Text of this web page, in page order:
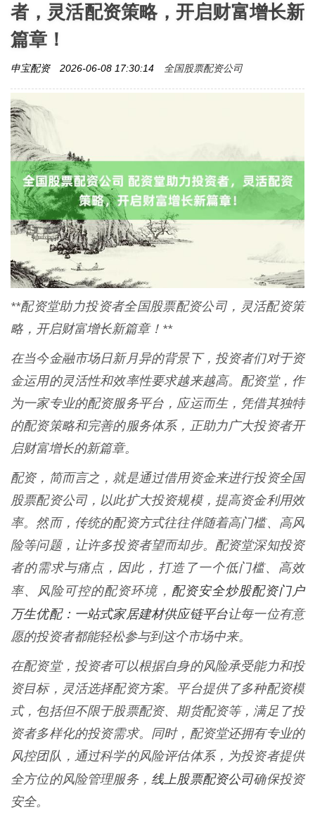
者，灵活配资策略，开启财富增长新
篇章！
申宝配资 2026-06-08 17:30:14 全国股票配资公司
**配资堂助力投资者全国股票配资公司，灵活配资策
略，开启财富增长新篇章！**
在当今金融市场日新月异的背景下，投资者们对于资
金运用的灵活性和效率性要求越来越高。配资堂，作
为一家专业的配资服务平台，应运而生，凭借其独特
的配资策略和完善的服务体系，正助力广大投资者开
启财富增长的新篇章。
配资，简而言之，就是通过借用资金来进行投资全国
股票配资公司，以此扩大投资规模，提高资金利用效
率。然而，传统的配资方式往往伴随着高门槛、高风
险等问题，让许多投资者望而却步。配资堂深知投资
者的需求与痛点，因此，打造了一个低门槛、高效
率、风险可控的配资环境， 配资安全炒股配资门户
万生优配：一站式家居建材供应链平台让每一位有意
愿的投资者都能轻松参与到这个市场中来。
在配资堂，投资者可以根据自身的风险承受能力和投
资目标，灵活选择配资方案。平台提供了多种配资模
式，包括但不限于股票配资、期货配资等，满足了投
资者多样化的投资需求。同时，配资堂还拥有专业的
风控团队，通过科学的风险评估体系，为投资者提供
全方位的风险管理服务， 线上股票配资公司确保投资
安全。